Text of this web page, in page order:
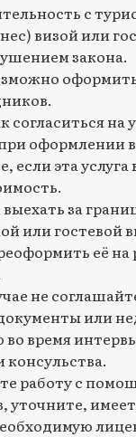
с
визой или
закона.
согласиться на
оформлении
если эта
за
или гостевой
её на
не
или
время
работу с
уточните,